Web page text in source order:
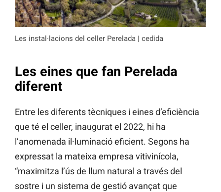
Les instal·lacions del celler Perelada | cedida
Les eines que fan Perelada
diferent
Entre les diferents tècniques i eines d’eficiència
que té el celler, inaugurat el 2022, hi ha
l’anomenada il·luminació eficient. Segons ha
expressat la mateixa empresa vitivinícola,
“maximitza l’ús de llum natural a través del
sostre i un sistema de gestió avançat que